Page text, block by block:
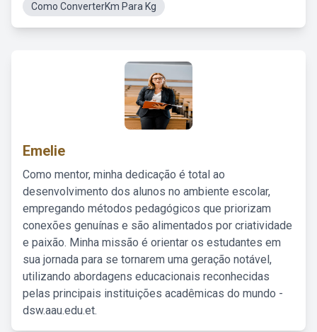
Como ConverterKm Para Kg
Emelie
Como mentor, minha dedicação é total ao
desenvolvimento dos alunos no ambiente escolar,
empregando métodos pedagógicos que priorizam
conexões genuínas e são alimentados por criatividade
e paixão. Minha missão é orientar os estudantes em
sua jornada para se tornarem uma geração notável,
utilizando abordagens educacionais reconhecidas
pelas principais instituições acadêmicas do mundo -
dsw.aau.edu.et.